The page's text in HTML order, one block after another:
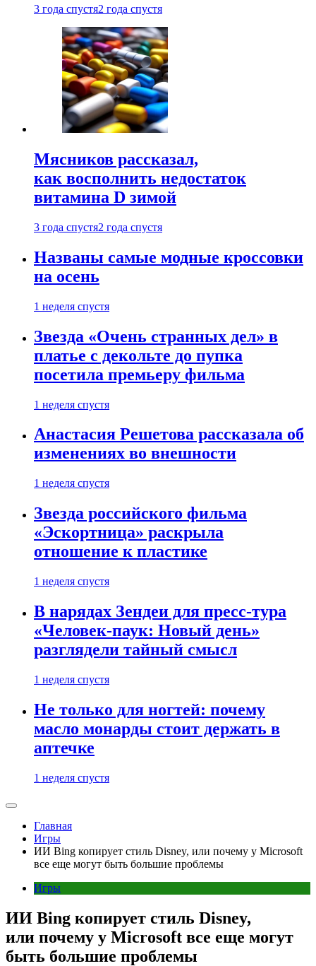
3 года спустя2 года спустя
Мясников рассказал,
как восполнить недостаток
витамина D зимой
3 года спустя2 года спустя
Названы самые модные кроссовки
на осень
1 неделя спустя
Звезда «Очень странных дел» в
платье с декольте до пупка
посетила премьеру фильма
1 неделя спустя
Анастасия Решетова рассказала об
изменениях во внешности
1 неделя спустя
Звезда российского фильма
«Эскортница» раскрыла
отношение к пластике
1 неделя спустя
В нарядах Зендеи для пресс-тура
«Человек-паук: Новый день»
разглядели тайный смысл
1 неделя спустя
Не только для ногтей: почему
масло монарды стоит держать в
аптечке
1 неделя спустя
Главная
Игры
ИИ Bing копирует стиль Disney, или почему у Microsoft
все еще могут быть большие проблемы
Игры
ИИ Bing копирует стиль Disney,
или почему у Microsoft все еще могут
быть большие проблемы